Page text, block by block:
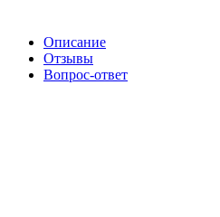
Описание
Отзывы
Вопрос-ответ